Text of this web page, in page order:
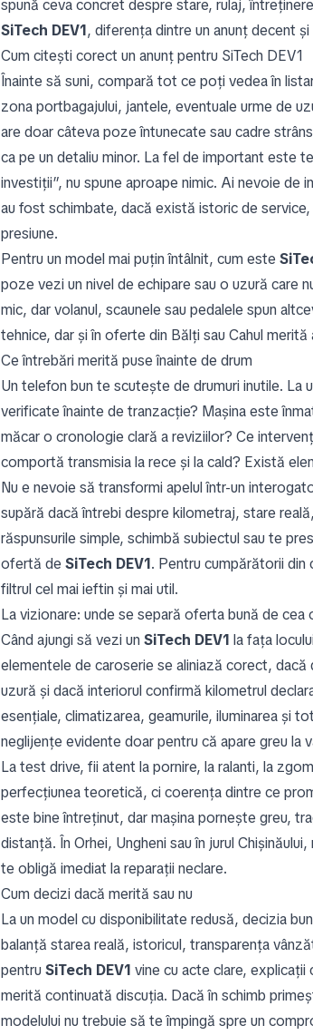
spună ceva concret despre stare, rulaj,
SiTech DEV1, diferența dintre un anunț decent
Cum citești corect un anunț pentru SiTech DEV1
Înainte să suni, compară tot ce poți vedea în
zona portbagajului, jantele, eventuale urme de
are doar câteva poze întunecate sau cadre
ca pe un detaliu minor. La fel de important este
investiții”, nu spune aproape nimic. Ai nevoie de
au fost schimbate, dacă există istoric de
presiune.
Pentru un model mai puțin întâlnit, cum este
poze vezi un nivel de echipare sau o uzură care
mic, dar volanul, scaunele sau pedalele spun
tehnice, dar și în oferte din Bălți sau Cahul
Ce întrebări merită puse înainte de drum
Un telefon bun te scutește de drumuri inutile. La
verificate înainte de tranzacție? Mașina este
măcar o cronologie clară a reviziilor? Ce
comportă transmisia la rece și la cald? Există
Nu e nevoie să transformi apelul într-un
supără dacă întrebi despre kilometraj, stare
răspunsurile simple, schimbă subiectul sau te
ofertă de SiTech DEV1. Pentru cumpărătorii
filtrul cel mai ieftin și mai util.
La vizionare: unde se separă oferta bună de cea
Când ajungi să vezi un SiTech DEV1 la fața
elementele de caroserie se aliniază corect,
uzură și dacă interiorul confirmă kilometrul
esențiale, climatizarea, geamurile, iluminarea și
neglijențe evidente doar pentru că apare greu la
La test drive, fii atent la pornire, la ralanti, la
perfecțiunea teoretică, ci coerența dintre ce
este bine întreținut, dar mașina pornește greu,
distanță. În Orhei, Ungheni sau în jurul
te obligă imediat la reparații neclare.
Cum decizi dacă merită sau nu
La un model cu disponibilitate redusă, decizia
balanță starea reală, istoricul, transparența
pentru SiTech DEV1 vine cu acte clare,
merită continuată discuția. Dacă în schimb
modelului nu trebuie să te împingă spre un